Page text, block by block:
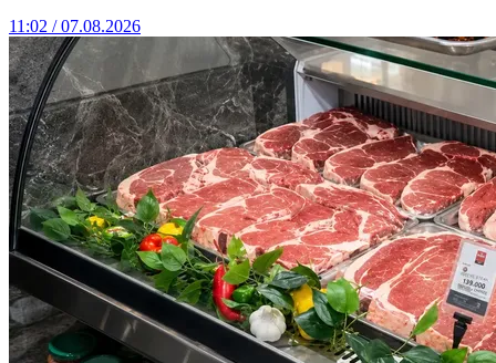
11:02 / 07.08.2026